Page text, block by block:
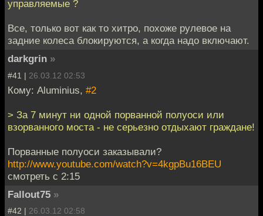
управляемые ?
Все, только вот как то хитро, похоже рулевое на
задние колеса блокируются, а когда надо включают.
darkgrin »
#41 | 26.03.12 02:53
Кому: Aluminius, #2
> За 7 минут ни одной порванной полуоси или
взорванного моста - не серьезно отдыхают граждане!
Порванные полуоси заказывали?
http://www.youtube.com/watch?v=4kgpBu16BEU
смотреть с 2:15
Fallout75 »
#42 | 26.03.12 02:58